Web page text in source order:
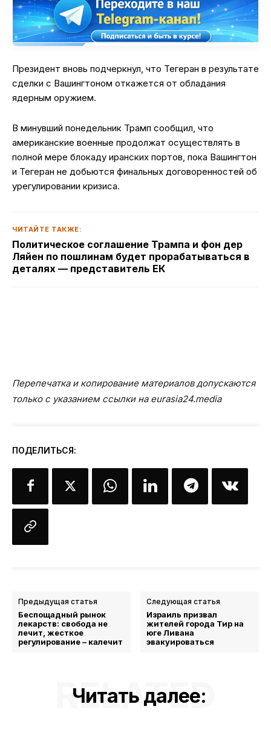
Президент вновь подчеркнул, что Тегеран в результате
сделки с Вашингтоном откажется от обладания
ядерным оружием.
В минувший понедельник Трамп сообщил, что
американские военные продолжат осуществлять в
полной мере блокаду иранских портов, пока Вашингтон
и Тегеран не добьются финальных договоренностей об
урегулировании кризиса.
ЧИТАЙТЕ ТАКЖЕ:
Политическое соглашение Трампа и фон дер
Ляйен по пошлинам будет прорабатываться в
деталях — представитель ЕК
Перепечатка и копирование материалов допускаются
только с указанием ссылки на eurasia24.media
ПОДЕЛИТЬСЯ:
Предыдущая статья
Беспощадный рынок
лекарств: свобода не
лечит, жесткое
регулирование – калечит
Следующая статья
Израиль призвал
жителей города Тир на
юге Ливана
эвакуироваться
Читать далее:
RELATED